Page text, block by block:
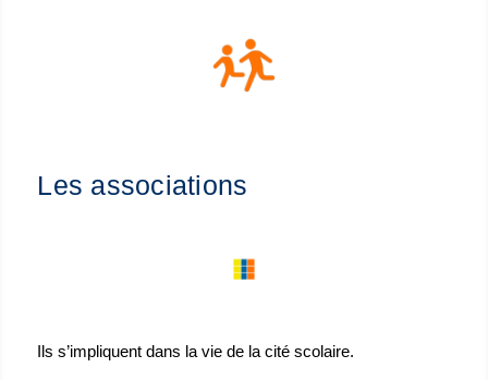
Les associations
Ils s’impliquent dans la vie de la cité scolaire.